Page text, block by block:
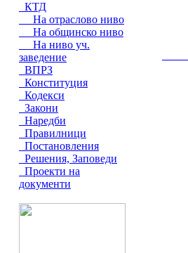
КТД
На отраслово ниво
На общинско ниво
На ниво уч.
заведение
ВПРЗ
Конституция
Кодекси
Закони
Наредби
Правилници
Постановления
Решения, Заповеди
Проекти на
документи